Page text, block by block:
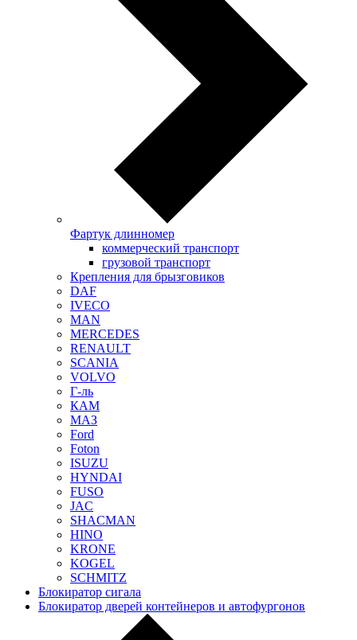
Фартук длинномер
коммерческий транспорт
грузовой транспорт
Крепления для брызговиков
DAF
IVECO
MAN
MERCEDES
RENAULT
SCANIA
VOLVO
Г-ль
КАМ
МАЗ
Ford
Foton
ISUZU
HYNDAI
FUSO
JAC
SHACMAN
HINO
KRONE
KOGEL
SCHMITZ
Блокиратор сигала
Блокиратор дверей контейнеров и автофургонов